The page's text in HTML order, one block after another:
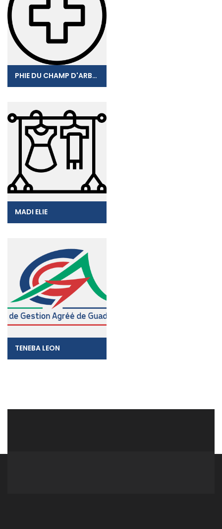
PHIE DU CHAMP D'ARBAUD
MADI ELIE
TENEBA LEON